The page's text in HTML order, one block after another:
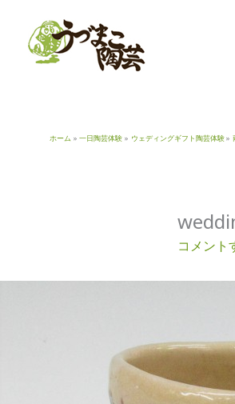
ホーム 一日陶芸体験 ウェディングギフト陶芸体験
コメント